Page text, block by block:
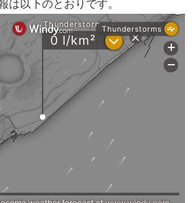
は以下のとおりです。